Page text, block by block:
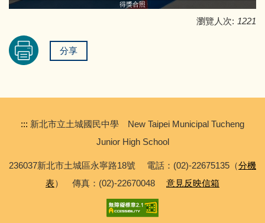
得獎合照
瀏覽人次: 1221
分享
::: 新北市立土城國民中學 New Taipei Municipal Tucheng
Junior High School
236037新北市土城區永寧路18號 電話：(02)-22675135（分機
表） 傳真：(02)-22670048 意見反映信箱